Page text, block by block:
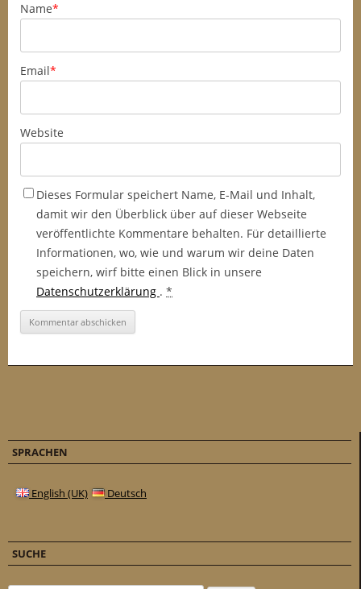
Name*
Email*
Website
Dieses Formular speichert Name, E-Mail und Inhalt,
damit wir den Überblick über auf dieser Webseite
veröffentlichte Kommentare behalten. Für detaillierte
Informationen, wo, wie und warum wir deine Daten
speichern, wirf bitte einen Blick in unsere
Datenschutzerklärung . *
SPRACHEN
English (UK) Deutsch
SUCHE